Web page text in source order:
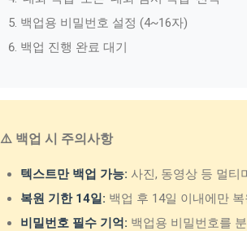
백업용 비밀번호 설정 (4~16자)
백업 진행 완료 대기
⚠️ 백업 시 주의사항
텍스트만 백업 가능: 사진, 동영상 등 멀티
복원 기한 14일: 백업 후 14일 이내에만
비밀번호 필수 기억: 백업용 비밀번호를